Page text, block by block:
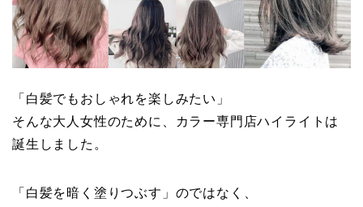
「白髪でもおしゃれを楽しみたい」
そんな大人女性のために、カラー専門店ハイライトは
誕生しました。
「白髪を暗く塗りつぶす」のではなく、